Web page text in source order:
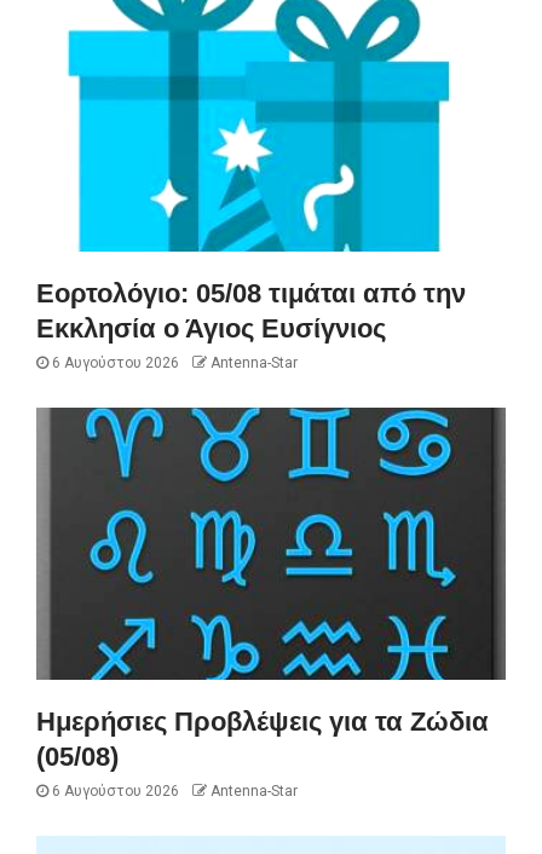
Εορτολόγιο: 05/08 τιμάται από την
Εκκλησία ο Άγιος Ευσίγνιος
6 Αυγούστου 2026 Antenna-Star
Ημερήσιες Προβλέψεις για τα Ζώδια
(05/08)
6 Αυγούστου 2026 Antenna-Star